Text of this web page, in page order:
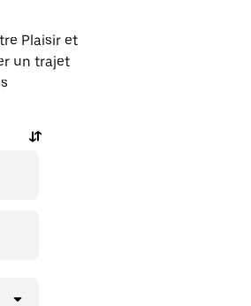
Plaisir et
un trajet